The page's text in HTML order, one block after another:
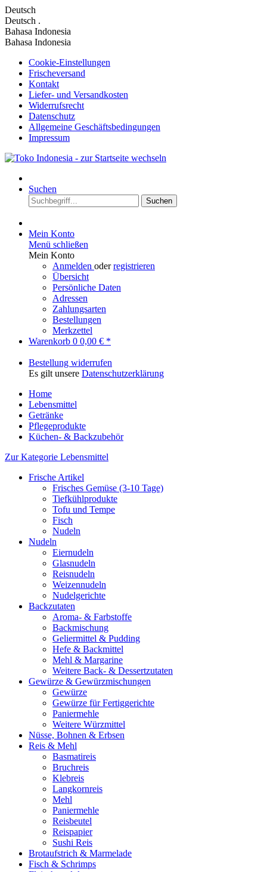
Deutsch
Deutsch .
Bahasa Indonesia
Bahasa Indonesia
Cookie-Einstellungen
Frischeversand
Kontakt
Liefer- und Versandkosten
Widerrufsrecht
Datenschutz
Allgemeine Geschäftsbedingungen
Impressum
Suchen
Suchen
Mein Konto
Menü schließen
Mein Konto
Anmelden oderregistrieren
Übersicht
Persönliche Daten
Adressen
Zahlungsarten
Bestellungen
Merkzettel
Warenkorb 0 0,00 € *
Bestellung widerrufen
Es gilt unsere Datenschutzerklärung
Home
Lebensmittel
Getränke
Pflegeprodukte
Küchen- & Backzubehör
Zur Kategorie Lebensmittel
Frische Artikel
Frisches Gemüse (3-10 Tage)
Tiefkühlprodukte
Tofu und Tempe
Fisch
Nudeln
Nudeln
Eiernudeln
Glasnudeln
Reisnudeln
Weizennudeln
Nudelgerichte
Backzutaten
Aroma- & Farbstoffe
Backmischung
Geliermittel & Pudding
Hefe & Backmittel
Mehl & Margarine
Weitere Back- & Dessertzutaten
Gewürze & Gewürzmischungen
Gewürze
Gewürze für Fertiggerichte
Paniermehle
Weitere Würzmittel
Nüsse, Bohnen & Erbsen
Reis & Mehl
Basmatireis
Bruchreis
Klebreis
Langkornreis
Mehl
Paniermehle
Reisbeutel
Reispapier
Sushi Reis
Brotaufstrich & Marmelade
Fisch & Schrimps